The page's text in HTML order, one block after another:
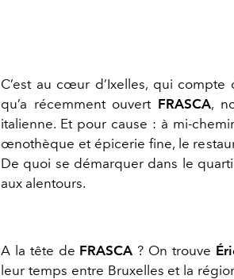
C’est au cœur d’Ixelles, qui
qu’a récemment ouvert FRASCA,
italienne. Et pour cause : à mi-
œnothèque et épicerie fine, le
De quoi se démarquer dans le
aux alentours.
A la tête de FRASCA ? On trouve
leur temps entre Bruxelles et la